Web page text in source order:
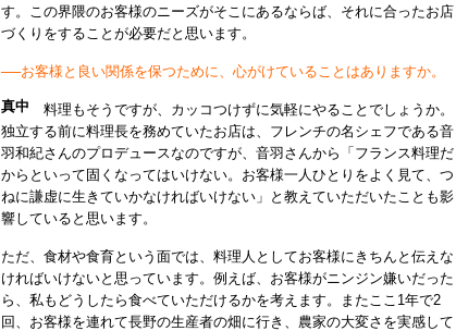
す。この界隈のお客様のニーズがそこにあるならば、それに合ったお店
づくりをすることが必要だと思います。
──お客様と良い関係を保つために、心がけていることはありますか。
真中
料理もそうですが、カッコつけずに気軽にやることでしょうか。
独立する前に料理長を務めていたお店は、フレンチの名シェフである音
羽和紀さんのプロデュースなのですが、音羽さんから「フランス料理だ
からといって固くなってはいけない。お客様一人ひとりをよく見て、つ
ねに謙虚に生きていかなければいけない」と教えていただいたことも影
響していると思います。
ただ、食材や食育という面では、料理人としてお客様にきちんと伝えな
ければいけないと思っています。例えば、お客様がニンジン嫌いだった
ら、私もどうしたら食べていただけるかを考えます。またここ1年で2
回、お客様を連れて長野の生産者の畑に行き、農家の大変さを実感して